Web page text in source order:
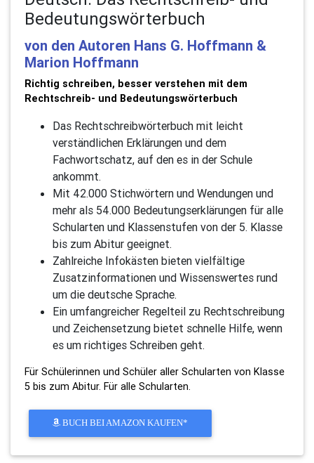
Bedeutungswörterbuch
von den Autoren Hans G. Hoffmann &
Marion Hoffmann
Richtig schreiben, besser verstehen mit dem
Rechtschreib- und Bedeutungswörterbuch
Das Rechtschreibwörterbuch mit leicht
verständlichen Erklärungen und dem
Fachwortschatz, auf den es in der Schule
ankommt.
Mit 42.000 Stichwörtern und Wendungen und
mehr als 54.000 Bedeutungserklärungen für alle
Schularten und Klassenstufen von der 5. Klasse
bis zum Abitur geeignet.
Zahlreiche Infokästen bieten vielfältige
Zusatzinformationen und Wissenswertes rund
um die deutsche Sprache.
Ein umfangreicher Regelteil zu Rechtschreibung
und Zeichensetzung bietet schnelle Hilfe, wenn
es um richtiges Schreiben geht.
Für Schülerinnen und Schüler aller Schularten von Klasse
5 bis zum Abitur. Für alle Schularten.
BUCH BEI AMAZON KAUFEN*